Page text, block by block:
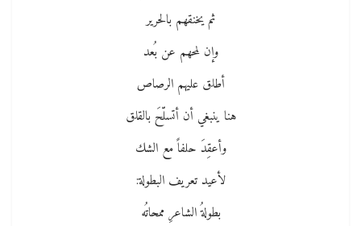
ثم يخنقهم بالحرير
وإن لمحهم عن بُعد
أطلق عليهم الرصاص
هنا ينبغي أن أتسلّحَ بالقلق
وأعقِدَ حلفاً مع الشك
لأعيد تعريف البطولة:
بطولةُ الشاعرِ ممحاتُه